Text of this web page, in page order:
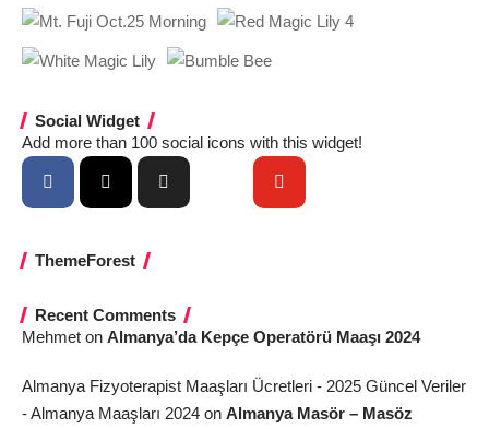
Social Widget
Add more than 100 social icons with this widget!
ThemeForest
Recent Comments
Mehmet on Almanya’da Kepçe Operatörü Maaşı 2024
Almanya Fizyoterapist Maaşları Ücretleri - 2025 Güncel Veriler
- Almanya Maaşları 2024 on Almanya Masör – Masöz